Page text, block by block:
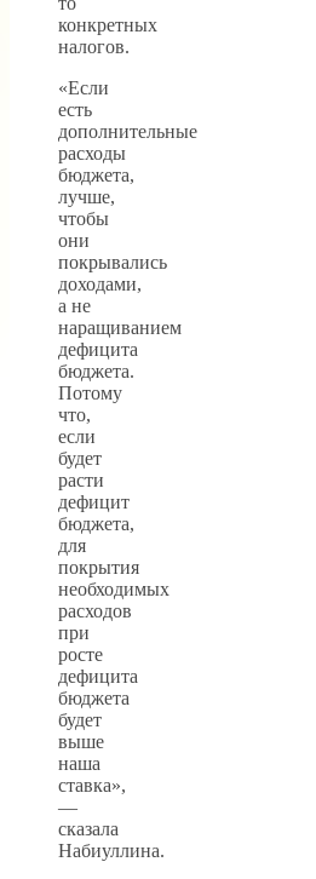
конкретных
налогов.
«Если
есть
дополнительные
расходы
бюджета,
лучше,
чтобы
они
покрывались
доходами,
а не
наращиванием
дефицита
бюджета.
Потому
что,
если
будет
расти
дефицит
бюджета,
для
покрытия
необходимых
расходов
при
росте
дефицита
бюджета
будет
выше
наша
ставка»,
—
сказала
Набиуллина.